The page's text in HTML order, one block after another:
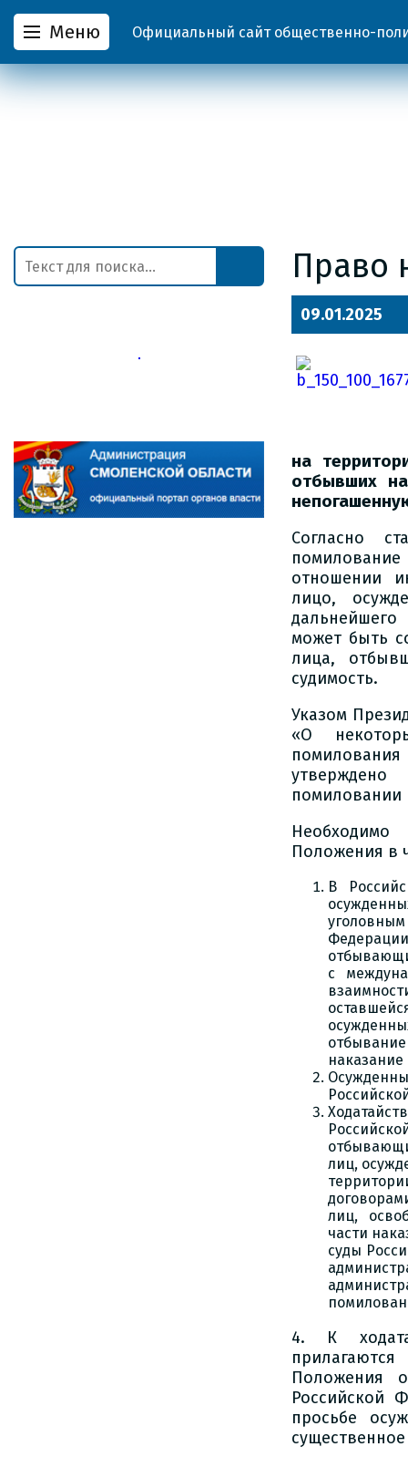
Меню Официальный сайт общественно-
Право
09.01.2025
на
отбывших
Согласно
отношении
лицо,
может быть
лица,
судимость.
Указом
«О
помиловании
Положения в
В
с
лиц,
лиц,
части
суды
4. К
Положения
Российской
просьбе